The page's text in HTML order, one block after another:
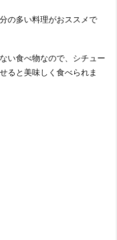
の多い料理がおススメで
い食べ物なので、シチュー
ると美味しく食べられま